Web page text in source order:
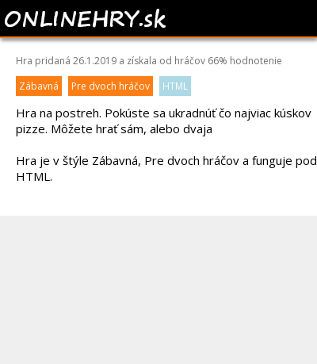
PIZZA CHALLENGE
Hra pridaná 26.1.2019 a získala od hráčov 66% hodnotenie
Zábavná
Pre dvoch hráčov HTML
Hra na postreh. Pokúste sa ukradnúť čo najviac kúskov
pizze. Môžete hrať sám, alebo dvaja
Hra je v štýle Zábavná, Pre dvoch hráčov a funguje pod
HTML.